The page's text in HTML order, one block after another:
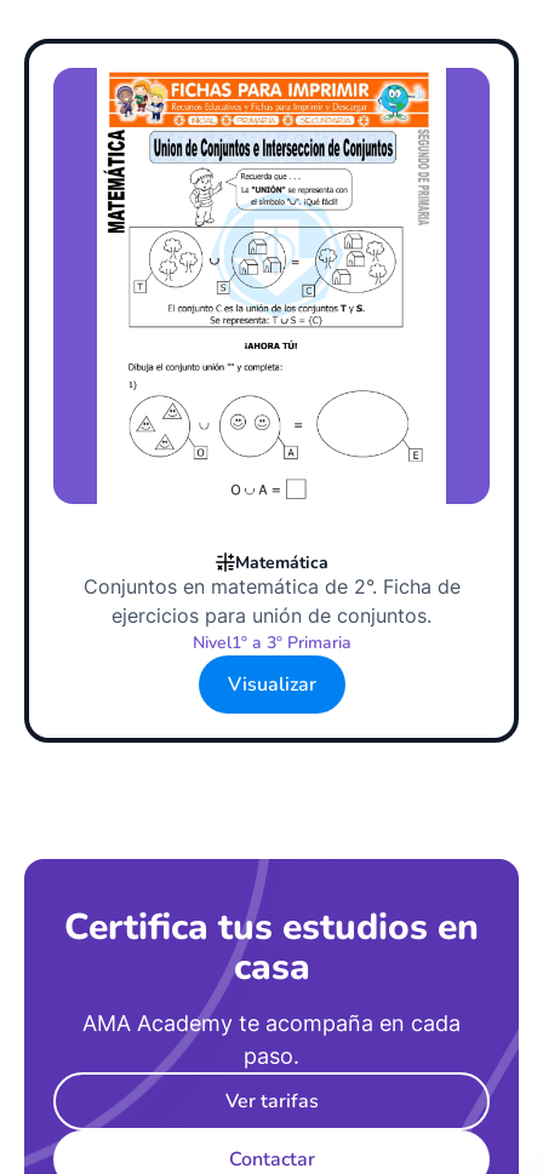
Matemática
Conjuntos en matemática de 2°. Ficha de
ejercicios para unión de conjuntos.
Nivel1º a 3º Primaria
Visualizar
Certifica tus estudios en
casa
AMA Academy te acompaña en cada
paso.
Ver tarifas
Contactar